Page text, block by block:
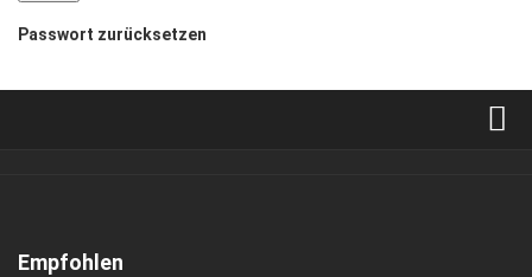
Passwort zurücksetzen
Kontakt, Impressum
Empfohlen